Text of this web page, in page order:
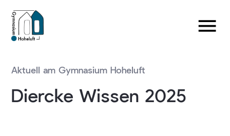
Aktuell am Gymnasium Hoheluft
Diercke Wissen 2025